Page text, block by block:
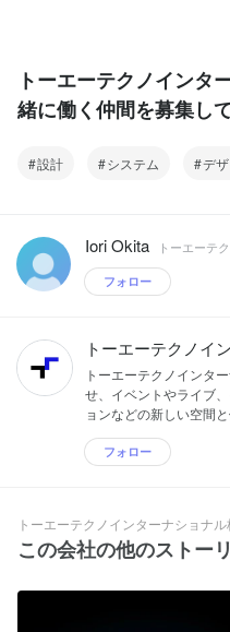
トーエーテクノインタ
緒に働く仲間を募集し
設計 システム デ
Iori Okita トーエーテ
フォロー
トーエーテクノイ
トーエーテクノインタ
せ、イベントやライブ
ョンなどの新しい空間
フォロー
トーエーテクノインターナショナ
この会社の他のストー